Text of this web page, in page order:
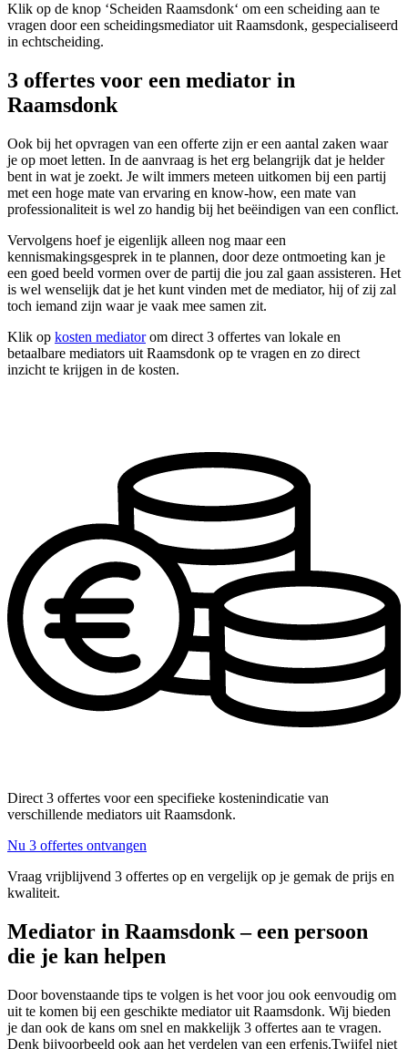
Klik op de knop ‘Scheiden Raamsdonk‘ om een scheiding aan te
vragen door een scheidingsmediator uit Raamsdonk, gespecialiseerd
in echtscheiding.
3 offertes voor een mediator in
Raamsdonk
Ook bij het opvragen van een offerte zijn er een aantal zaken waar
je op moet letten. In de aanvraag is het erg belangrijk dat je helder
bent in wat je zoekt. Je wilt immers meteen uitkomen bij een partij
met een hoge mate van ervaring en know-how, een mate van
professionaliteit is wel zo handig bij het beëindigen van een conflict.
Vervolgens hoef je eigenlijk alleen nog maar een
kennismakingsgesprek in te plannen, door deze ontmoeting kan je
een goed beeld vormen over de partij die jou zal gaan assisteren. Het
is wel wenselijk dat je het kunt vinden met de mediator, hij of zij zal
toch iemand zijn waar je vaak mee samen zit.
Klik op kosten mediatorom direct 3 offertes van lokale en
betaalbare mediators uit Raamsdonk op te vragen en zo direct
inzicht te krijgen in de kosten.
Direct 3 offertes voor een specifieke kostenindicatie van
verschillende mediators uit Raamsdonk.
Nu 3 offertes ontvangen
Vraag vrijblijvend 3 offertes op en vergelijk op je gemak de prijs en
kwaliteit.
Mediator in Raamsdonk – een persoon
die je kan helpen
Door bovenstaande tips te volgen is het voor jou ook eenvoudig om
uit te komen bij een geschikte mediator uit Raamsdonk. Wij bieden
je dan ook de kans om snel en makkelijk 3 offertes aan te vragen.
Denk bijvoorbeeld ook aan het verdelen van een erfenis.Twijfel niet